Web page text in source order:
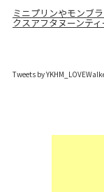
ミニプリンやモンブ
クスアフタヌーンテ
Tweets by